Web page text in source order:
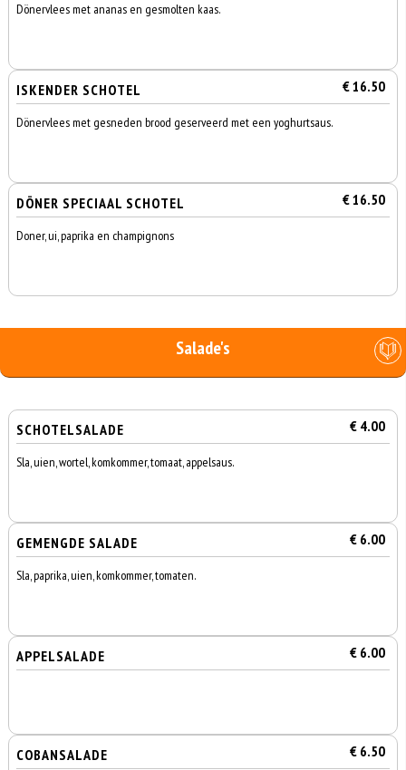
Dönervlees met ananas en gesmolten kaas.
ISKENDER SCHOTEL € 16.50
Dönervlees met gesneden brood geserveerd met een yoghurtsaus.
DÖNER SPECIAAL SCHOTEL € 16.50
Doner, ui, paprika en champignons
Salade's
SCHOTELSALADE € 4.00
Sla, uien, wortel, komkommer, tomaat, appelsaus.
GEMENGDE SALADE € 6.00
Sla, paprika, uien, komkommer, tomaten.
APPELSALADE € 6.00
COBANSALADE € 6.50